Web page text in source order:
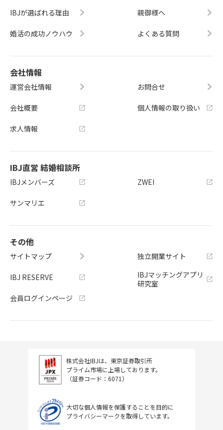
IBJが選ばれる理由
婚活の成功ノウハウ
親御様へ
よくある質問
会社情報
運営会社情報
会社概要
求人情報
お問合せ
個人情報の取り扱い
IBJ直営 結婚相談所
IBJメンバーズ
サンマリエ
ZWEI
その他
サイトマップ
IBJ RESERVE
会員ログインページ
独立開業サイト
IBJマッチングアプリ
研究室
株式会社IBJは、東京証券取引所
プライム市場に上場しております。
（証券コード：6071）
大切な個人情報を保護することを目的に
プライバシーマークを取得しています。